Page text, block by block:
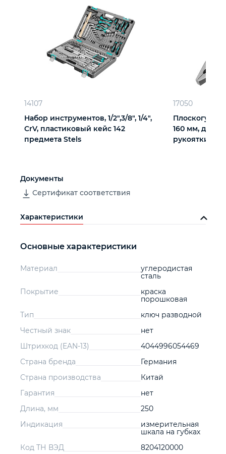
14107
Набор инструментов, 1/2",3/8", 1/4",
CrV, пластиковый кейс 142
предмета Stels
17050
160 мм,
рукоятки
Документы
Сертификат соответствия
Характеристики
Основные характеристики
Материал
углеродистая
сталь
Покрытие
краска
порошковая
Тип
ключ разводной
Честный знак
нет
Штрихкод (EAN-13)
4044996054469
Страна бренда
Германия
Страна производства
Китай
Гарантия
нет
Длина, мм
250
Индикация
измерительная
шкала на губках
Код ТН ВЭД
8204120000